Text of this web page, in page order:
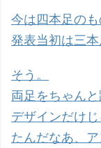
今は四本足のも
発表当初は三本
そう。
両足をちゃん
デザインだけ
たんだなあ、ア